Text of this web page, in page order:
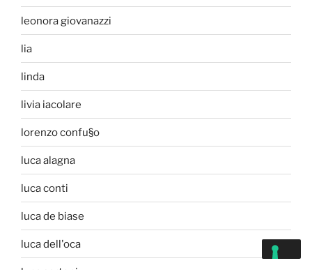
leonora giovanazzi
lia
linda
livia iacolare
lorenzo confu§o
luca alagna
luca conti
luca de biase
luca dell'oca